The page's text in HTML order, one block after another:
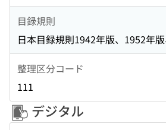
目録規則
日本目録規則1942年版、1952年
整理区分コード
111
デジタル